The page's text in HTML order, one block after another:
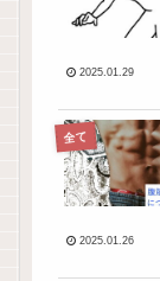
2025.01.29
全て
2025.01.26